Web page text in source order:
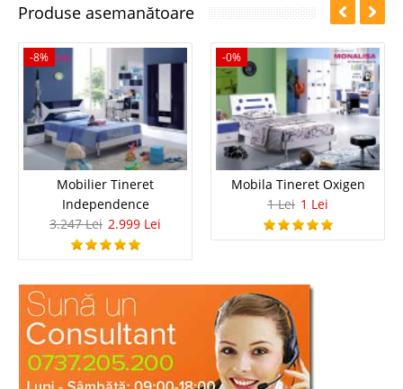
Produse asemanătoare
-8%
Mobilier Tineret
Independence
3.247 Lei 2.999 Lei
-0%
Mobila Tineret Oxigen
1 Lei 1 Lei